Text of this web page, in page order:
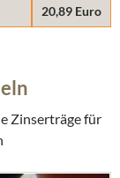
20,89 Euro
Zinserträge für